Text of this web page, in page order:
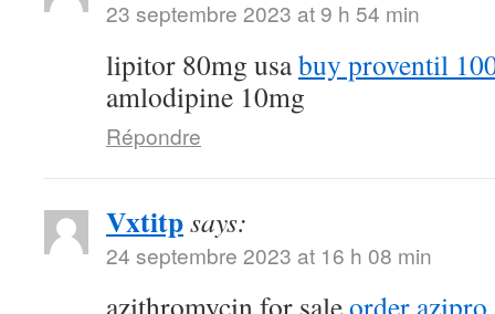
23 septembre 2023 at 9 h 54 min
lipitor 80mg usabuy proventil
amlodipine 10mg
Répondre
Vxtitpsays:
24 septembre 2023 at 16 h 08 min
azithromycin for saleorder